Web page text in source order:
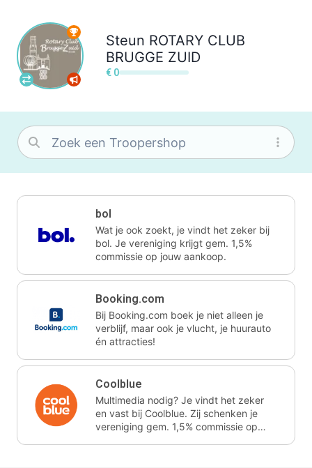
Steun ROTARY CLUB
BRUGGE ZUID
€ 0
bol
Wat je ook zoekt, je vindt het zeker bij
bol. Je vereniging krijgt gem. 1,5%
commissie op jouw aankoop.
Booking.com
Bij Booking.com boek je niet alleen je
verblijf, maar ook je vlucht, je huurauto
én attracties!
Coolblue
Multimedia nodig? Je vindt het zeker
en vast bij Coolblue. Zij schenken je
vereniging gem. 1,5% commissie op